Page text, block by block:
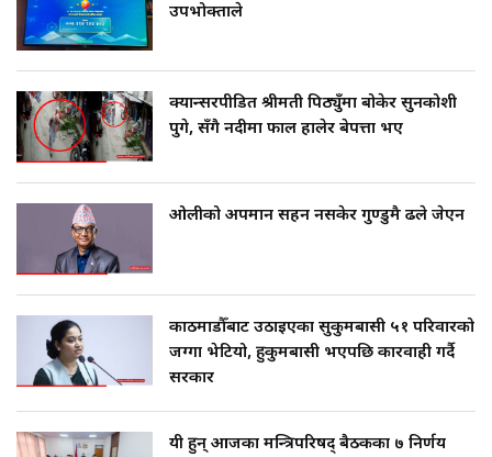
उपभोक्ताले
क्यान्सरपीडित श्रीमती पिठ्युँमा बोकेर सुनकोशी
पुगे, सँगै नदीमा फाल हालेर बेपत्ता भए
ओलीको अपमान सहन नसकेर गुण्डुमै ढले जेएन
काठमाडौँबाट उठाइएका सुकुमबासी ५१ परिवारको
जग्गा भेटियो, हुकुमबासी भएपछि कारवाही गर्दै
सरकार
यी हुन् आजका मन्त्रिपरिषद् बैठकका ७ निर्णय